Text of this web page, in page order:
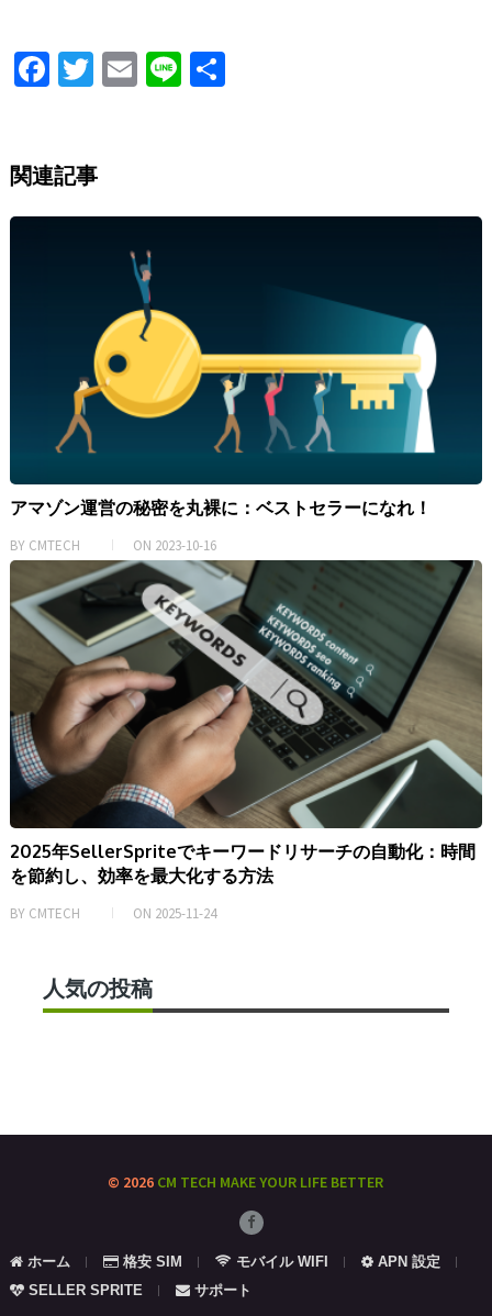
Fa
o
o
T
er
E Li S
関連記事
アマゾン運営の秘密を丸裸に：ベストセラーになれ！
BY CMTECH ON 2023-10-16
2025年SellerSpriteでキーワードリサーチの自動化：時間
を節約し、効率を最大化する方法
BY CMTECH ON 2025-11-24
人気の投稿
© 2026 CM TECH MAKE YOUR LIFE BETTER
ホーム 格安 SIM モバイル WIFI
APN 設定
SELLER SPRITE
サポート